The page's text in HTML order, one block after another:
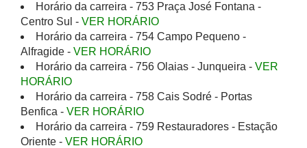
Horário da carreira - 753 Praça José Fontana -
Centro Sul - VER HORÁRIO
Horário da carreira - 754 Campo Pequeno -
Alfragide - VER HORÁRIO
Horário da carreira - 756 Olaias - Junqueira - VER
HORÁRIO
Horário da carreira - 758 Cais Sodré - Portas
Benfica - VER HORÁRIO
Horário da carreira - 759 Restauradores - Estação
Oriente - VER HORÁRIO